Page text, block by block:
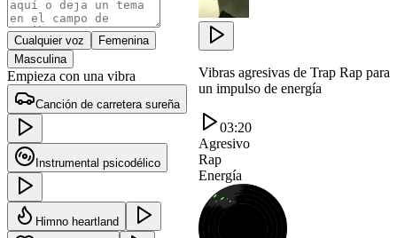
Cualquier voz
Femenina
Masculina
Empieza con una vibra
Canción de carretera sureña
Instrumental psicodélico
Himno heartland
Vibras agresivas de Trap Rap para
un impulso de energía
03:20
Agresivo
Rap
Energía